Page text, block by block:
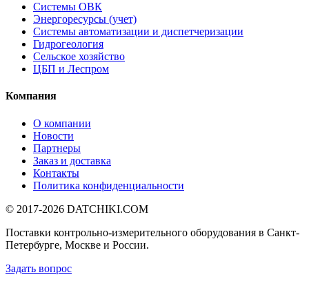
Системы ОВК
Энергоресурсы (учет)
Системы автоматизации и диспетчеризации
Гидрогеология
Сельское хозяйство
ЦБП и Леспром
Компания
О компании
Новости
Партнеры
Заказ и доставка
Контакты
Политика конфиденциальности
© 2017-2026 DATCHIKI.COM
Поставки контрольно-измерительного оборудования в Санкт-
Петербурге, Москве и России.
Задать вопрос